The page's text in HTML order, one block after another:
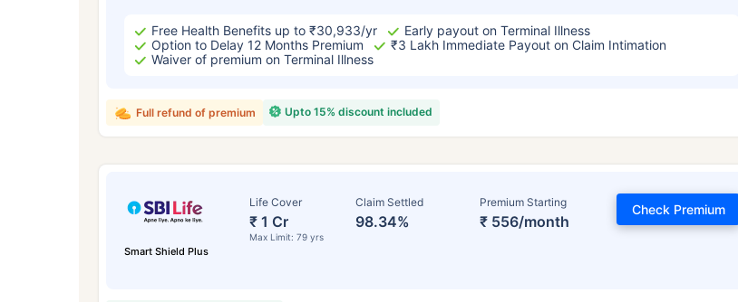
Free Health Benefits up to ₹30,933/yr
Early payout on Terminal Illness
Option to Delay 12 Months Premium
₹3 Lakh Immediate Payout on Claim Intimation
Waiver of premium on Terminal Illness
Upto 15% discount included
Full refund of premium
Smart Shield Plus
Life Cover
₹ 1 Cr
Max Limit: 79 yrs
Claim Settled
98.34%
Premium Starting
₹ 556/month
Check Premium